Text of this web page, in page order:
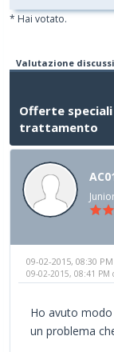
* Hai votato.
Valutazione
Offerte
trattamento
09-02-2015, 08:30 PM
09-02-2015, 08:41 PM
Ho avuto
un problema